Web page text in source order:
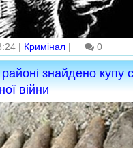
| Кримінал | 0
знайдено купу
війни